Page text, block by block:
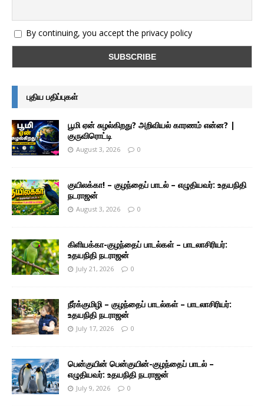
By continuing, you accept the privacy policy
புதிய பதிப்புகள்
பூமி ஏன் சுழல்கிறது? அறிவியல் காரணம் என்ன? |
குருவிரொட்டி
August 3, 2026 0
குயிலக்கா! – குழந்தைப் பாடல் – எழுதியவர்: உதயநிதி
நடராஜன்
August 3, 2026 0
கிளியக்கா-குழந்தைப் பாடல்கள் – பாடலாசிரியர்:
உதயநிதி நடராஜன்
July 21, 2026 0
நீர்க்குமிழி – குழந்தைப் பாடல்கள் – பாடலாசிரியர்:
உதயநிதி நடராஜன்
July 17, 2026 0
பென்குயின் பென்குயின்-குழந்தைப் பாடல் –
எழுதியவர்: உதயநிதி நடராஜன்
July 9, 2026 0